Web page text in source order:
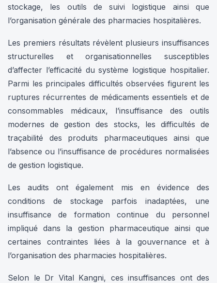
stockage, les outils de suivi logistique ainsi que
l’organisation générale des pharmacies hospitalières.
Les premiers résultats révèlent plusieurs insuffisances
structurelles et organisationnelles susceptibles
d’affecter l’efficacité du système logistique hospitalier.
Parmi les principales difficultés observées figurent les
ruptures récurrentes de médicaments essentiels et de
consommables médicaux, l’insuffisance des outils
modernes de gestion des stocks, les difficultés de
traçabilité des produits pharmaceutiques ainsi que
l’absence ou l’insuffisance de procédures normalisées
de gestion logistique.
Les audits ont également mis en évidence des
conditions de stockage parfois inadaptées, une
insuffisance de formation continue du personnel
impliqué dans la gestion pharmaceutique ainsi que
certaines contraintes liées à la gouvernance et à
l’organisation des pharmacies hospitalières.
Selon le Dr Vital Kangni, ces insuffisances ont des